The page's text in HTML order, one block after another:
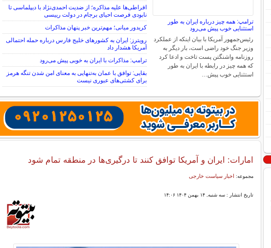
ترامپ: همه چیز درباره ایران به طور
استثنایی خوب پیش می‌رود
رئیس‌جمهور آمریکا با بیان اینکه از عملکرد
وزیر جنگ خود راضی است، بار دیگر به
روزنامه واشنگتن پست تاخت و ادعا کرد
که همه چیز در رابطه با ایران به طور
استثنایی خوب پیش…
افراطی‌ها علیه مذاکره؛ از ضدیت احمدی‌نژاد با دیپلماسی تا
نابودی فرصت احیای برجام در دولت رییسی
کریدور میانی؛ مهم‌ترین خبر پنهان مذاکرات
رویترز: ایران به کشورهای خلیج فارس درباره حمله احتمالی
آمریکا هشدار داد
ترامپ: مذاکرات با ایران به خوبی پیش می‌رود
بقایی: توافق با عمان به‌تنهایی به معنای امن شدن تنگه هرمز
برای کشتی‌های عبوری نیست
امارات: ایران و آمریکا توافق کنند تا درگیری‌ها در منطقه تمام شود
مجموعه: اخبار سیاست خارجی
تاریخ انتشار : سه شنبه, ۱۴ بهمن ۱۴۰۴ ۱۴:۰۶